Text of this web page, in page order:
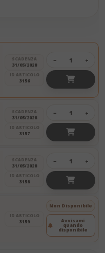
SCADENZA
31/05/2028
ID ARTICOLO
3156
− +
SCADENZA
31/05/2028
ID ARTICOLO
3157
− +
SCADENZA
31/05/2028
ID ARTICOLO
3158
− +
ID ARTICOLO
3159
Non Disponibile
Avvisami
quando
disponibile